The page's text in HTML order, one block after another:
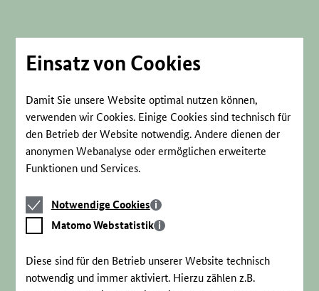
Einsatz von Cookies
Damit Sie unsere Website optimal nutzen können,
verwenden wir Cookies. Einige Cookies sind technisch für
den Betrieb der Website notwendig. Andere dienen der
anonymen Webanalyse oder ermöglichen erweiterte
Funktionen und Services.
Notwendige
Cookies
Notwendige Cookies
Matomo
Webstatistik
Matomo Webstatistik
Diese sind für den Betrieb unserer Website technisch
notwendig und immer aktiviert. Hierzu zählen z.B.